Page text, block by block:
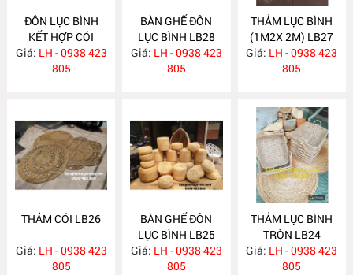
ĐÔN LỤC BÌNH
KẾT HỢP CÓI
LB30
Giá: LH - 0938 423
805
BÀN GHẾ ĐÔN
LỤC BÌNH LB28
Giá: LH - 0938 423
805
THẢM LỤC BÌNH
(1M2X 2M) LB27
Giá: LH - 0938 423
805
THẢM CÓI LB26
Giá: LH - 0938 423
805
BÀN GHẾ ĐÔN
LỤC BÌNH LB25
Giá: LH - 0938 423
805
THẢM LỤC BÌNH
TRÒN LB24
Giá: LH - 0938 423
805